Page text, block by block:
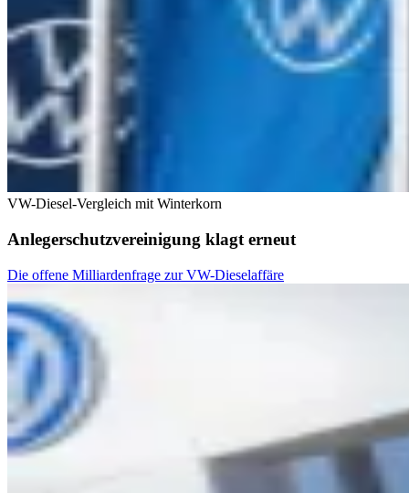
VW-Diesel-Vergleich mit Winterkorn
Anlegerschutzvereinigung klagt erneut
Die offene Milliardenfrage zur VW-Dieselaffäre